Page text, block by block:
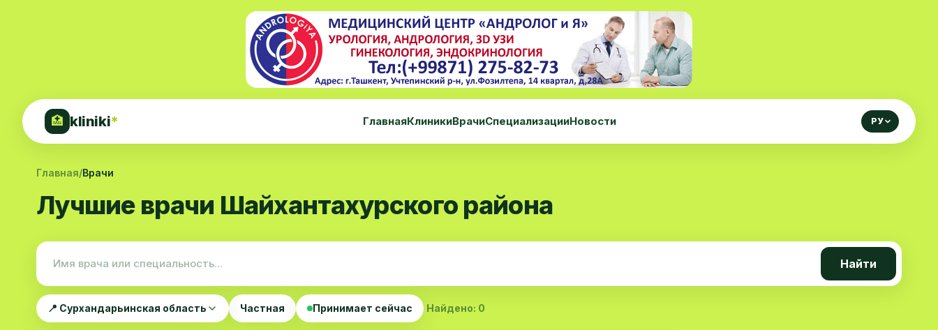
🏥 kliniki* ГлавнаяКлиникиВрачиСпециализацииНовости РУ
Главная/Врачи
Лучшие врачи Шайхантахурского района
Найти
📍 Сурхандарьинская область Частная Принимает сейчас Найдено: 0